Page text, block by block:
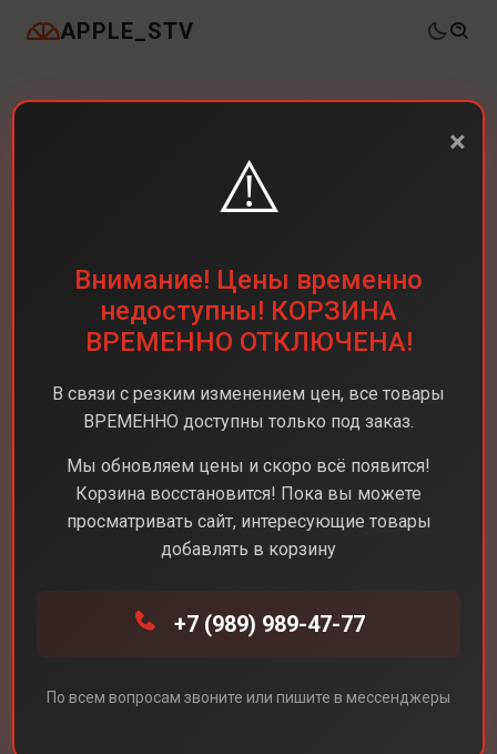
APPLE_STV
Смартфоны iPhone 16 Plus
×
⚠️
Внимание! Цены временно
недоступны! КОРЗИНА
ВРЕМЕННО ОТКЛЮЧЕНА!
В связи с резким изменением цен, все товары
ВРЕМЕННО доступны только под заказ.
Мы обновляем цены и скоро всё появится!
Корзина восстановится! Пока вы можете
просматривать сайт, интересующие товары
добавлять в корзину
+7 (989) 989-47-77
По всем вопросам звоните или пишите в мессенджеры